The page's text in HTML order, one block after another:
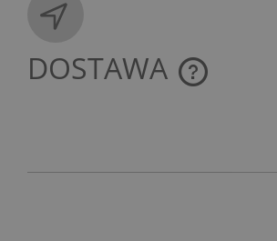
DOSTAWA
CENA NIE ZAWIERA EWENTUALNYCH